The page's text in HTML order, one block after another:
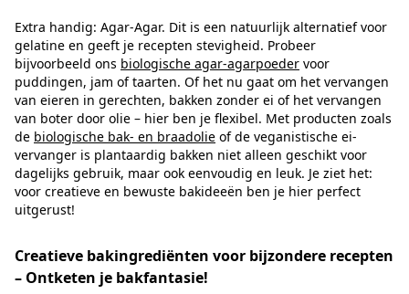
Extra handig: Agar-Agar. Dit is een natuurlijk alternatief voor
gelatine en geeft je recepten stevigheid. Probeer
bijvoorbeeld ons biologische agar-agarpoeder voor
puddingen, jam of taarten. Of het nu gaat om het vervangen
van eieren in gerechten, bakken zonder ei of het vervangen
van boter door olie – hier ben je flexibel. Met producten zoals
de biologische bak- en braadolie of de veganistische ei-
vervanger is plantaardig bakken niet alleen geschikt voor
dagelijks gebruik, maar ook eenvoudig en leuk. Je ziet het:
voor creatieve en bewuste bakideeën ben je hier perfect
uitgerust!
Creatieve bakingrediënten voor bijzondere recepten
– Ontketen je bakfantasie!